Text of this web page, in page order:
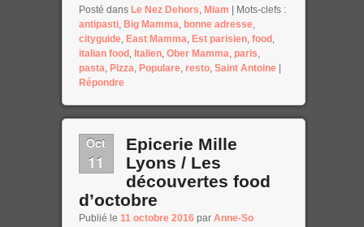
Posté dans Le Nez Dehors Miam | Mots-clefs :
antipasti, Big Mamma bonne adresse,
cityguide, East Mamma Est parisien, food,
italian food, Italien, Ober Mamma paris
pasta Pizza Populare, resto, Saint Antoine |
Répondre
Oct
11
Epicerie Mille
Lyons / Les
découvertes food
d’octobre
Publié le 11 octobre 2016 par Anne-So